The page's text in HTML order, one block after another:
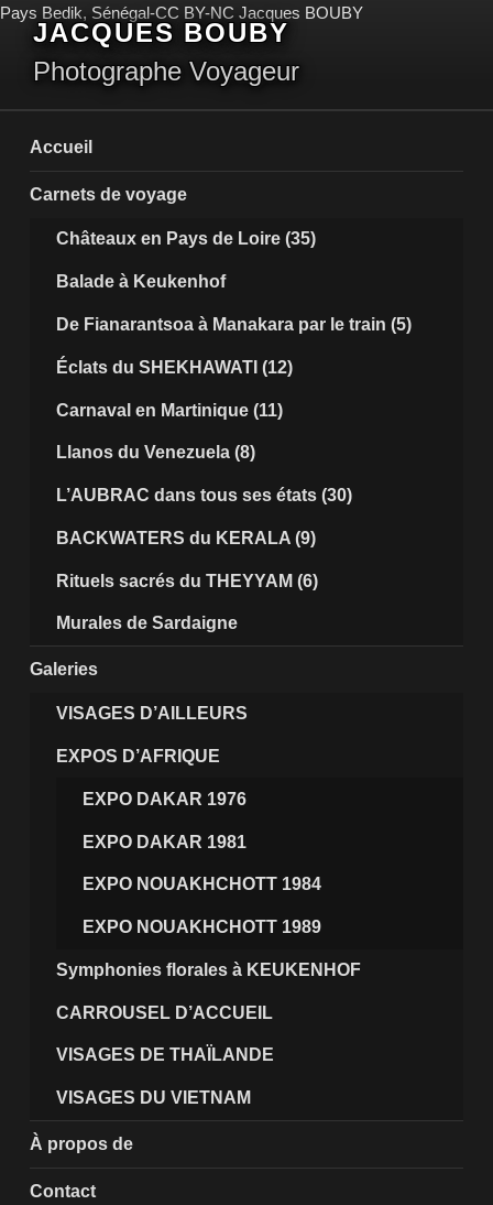
Aller
contenu
Pays Bedik, Sénégal-CC BY-NC Jacques BOUBY
JACQUES BOUBY
Photographe Voyageur
Accueil
Carnets de voyage
Châteaux en Pays de Loire (35)
Balade à Keukenhof
De Fianarantsoa à Manakara par le train (5)
Éclats du SHEKHAWATI (12)
Carnaval en Martinique (11)
Llanos du Venezuela (8)
L’AUBRAC dans tous ses états (30)
BACKWATERS du KERALA (9)
Rituels sacrés du THEYYAM (6)
Murales de Sardaigne
Galeries
VISAGES D’AILLEURS
EXPOS D’AFRIQUE
EXPO DAKAR 1976
EXPO DAKAR 1981
EXPO NOUAKHCHOTT 1984
EXPO NOUAKHCHOTT 1989
Symphonies florales à KEUKENHOF
CARROUSEL D’ACCUEIL
VISAGES DE THAÏLANDE
VISAGES DU VIETNAM
À propos de
Contact